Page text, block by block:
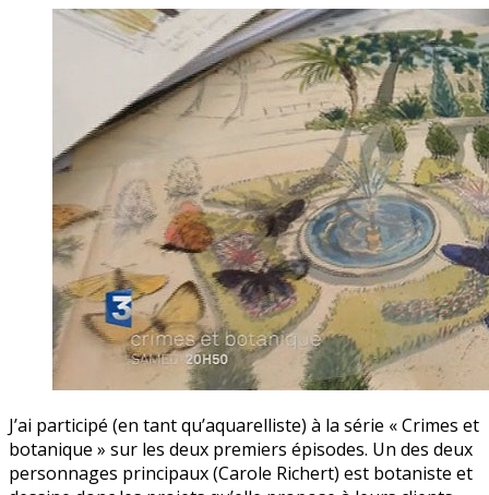
J’ai participé (en tant qu’aquarelliste) à la série « Crimes et
botanique » sur les deux premiers épisodes. Un des deux
personnages principaux (Carole Richert) est botaniste et